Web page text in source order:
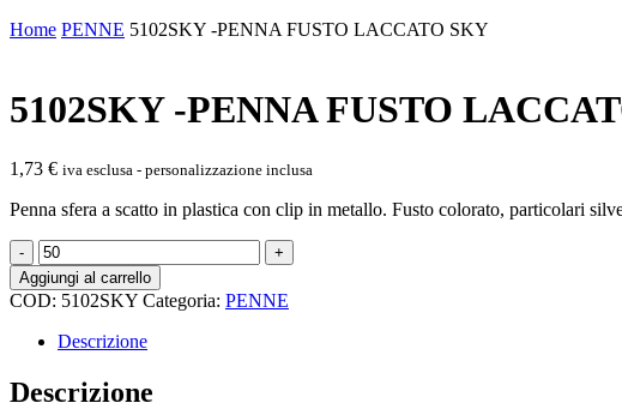
Home PENNE 5102SKY -PENNA FUSTO LACCATO SKY
5102SKY -PENNA FUSTO
1,73 € iva esclusa - personalizzazione inclusa
Penna sfera a scatto in plastica con clip in metallo. Fusto colorato, particolari
5102SKY
-
PENNA
FUSTO
LACCATO
SKY
quantità
Aggiungi al carrello
COD: 5102SKY Categoria: PENNE
Descrizione
Descrizione